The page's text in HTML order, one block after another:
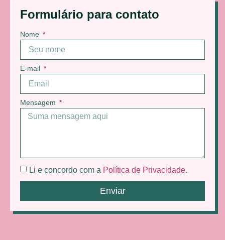
Formulário para contato
Nome
E-mail
Mensagem
Li e concordo com a Política de Privacidade.
Enviar